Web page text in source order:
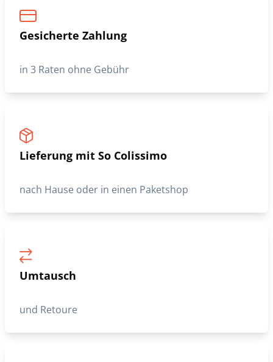
Gesicherte Zahlung
in 3 Raten ohne Gebühr
Lieferung mit So Colissimo
nach Hause oder in einen Paketshop
Umtausch
und Retoure